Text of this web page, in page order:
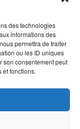
des technologies
informations des
permettra de traiter
ou les ID uniques
son consentement peut
et fonctions.